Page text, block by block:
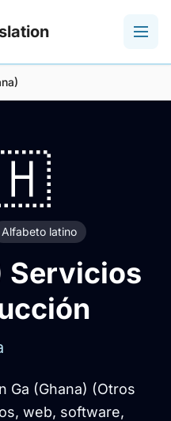
Alfabeto latino
Servicios
Ga (Ghana) (Otros
web, software,